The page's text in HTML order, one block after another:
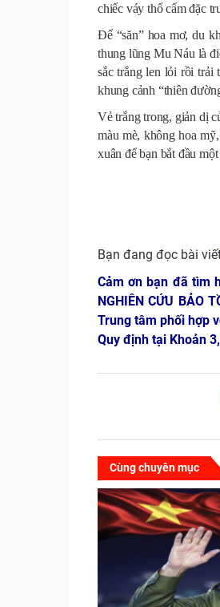
chiếc váy thổ cẩm đặc
Để “săn” hoa mơ, du
thung lũng Mu Náu là
sắc trắng len lỏi rồi trải
khung cảnh “thiên
Vẻ trắng trong, giản dị
màu mè, không hoa
xuân để bạn bắt đầu
Bạn đang đọc bài
Cảm ơn bạn đã tìm
NGHIÊN CỨU BẢO
Trung tâm phối hợp
Quy định tại Khoản
Cùng chuyên mục